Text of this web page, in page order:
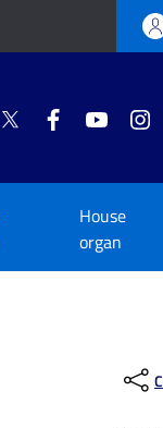
Twitter Facebook
House
organ